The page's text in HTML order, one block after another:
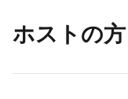
ホストの